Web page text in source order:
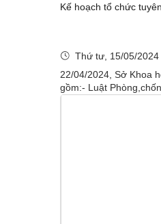
Kế hoạch tổ chức
Thứ tư, 15/05/2024
22/04/2024, Sở Khoa
gồm:- Luật